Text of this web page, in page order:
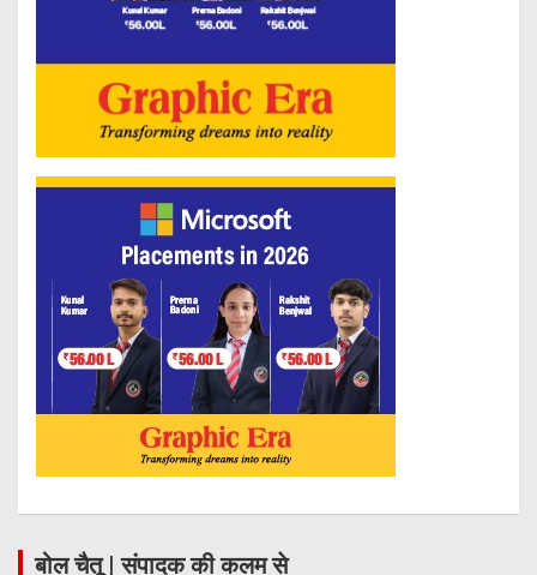
बोल चैतू | संपादक की कलम से